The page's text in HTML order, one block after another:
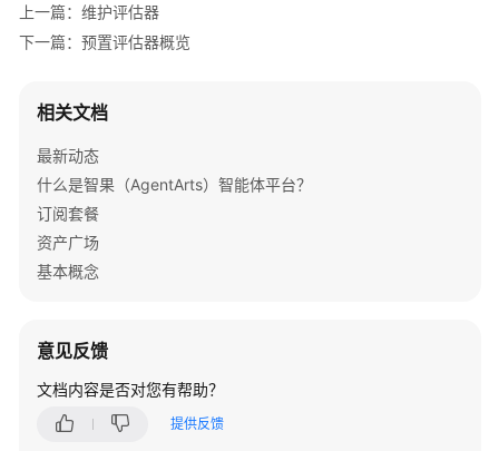
开
用
计
费
说
明
开
发
上一篇：维护评估器
下一篇：预置评估器概览
相关文档
最新动态
什么是智果（AgentArts）智能体平台？
订阅套餐
资产广场
基本概念
意见反馈
文档内容是否对您有帮助？
提供反馈